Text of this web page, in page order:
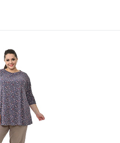
В корзину